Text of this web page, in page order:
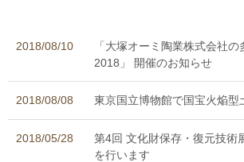
2018/08/10
「大塚オーミ陶業株式会社
2018」 開催のお知らせ
2018/08/08 東京国立博物館で国宝火焔型
2018/05/28
第4回 文化財保存・復元技術
を行います